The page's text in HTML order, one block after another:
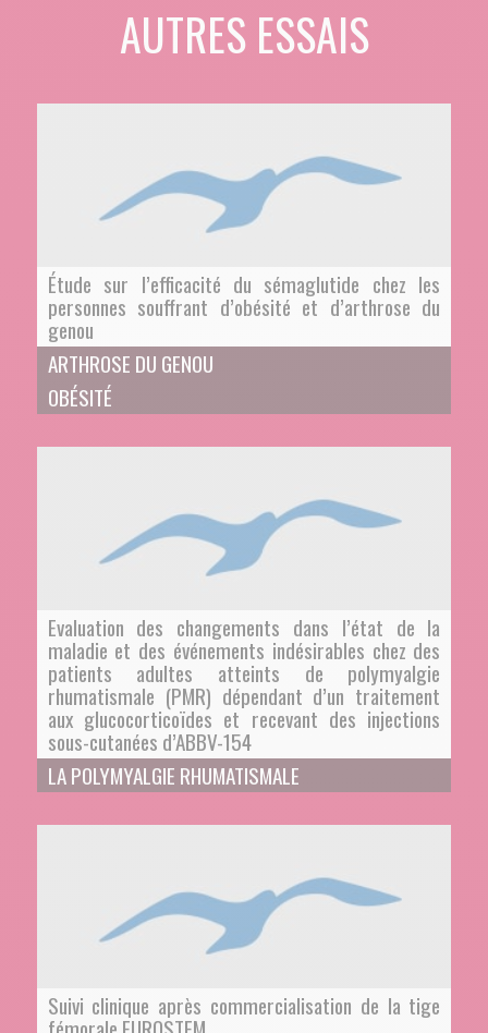
AUTRES ESSAIS
Étude sur l’efficacité du sémaglutide chez les
personnes souffrant d’obésité et d’arthrose du
genou
ARTHROSE DU GENOU
OBÉSITÉ
Evaluation des changements dans l’état de la
maladie et des événements indésirables chez des
patients adultes atteints de polymyalgie
rhumatismale (PMR) dépendant d’un traitement
aux glucocorticoïdes et recevant des injections
sous-cutanées d’ABBV-154
LA POLYMYALGIE RHUMATISMALE
Suivi clinique après commercialisation de la tige